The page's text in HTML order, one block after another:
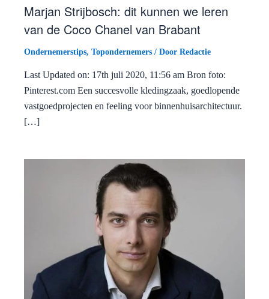
Marjan Strijbosch: dit kunnen we leren
van de Coco Chanel van Brabant
Ondernemerstips, Topondernemers / Door Redactie
Last Updated on: 17th juli 2020, 11:56 am Bron foto:
Pinterest.com Een succesvolle kledingzaak, goedlopende
vastgoedprojecten en feeling voor binnenhuisarchitectuur.
[…]